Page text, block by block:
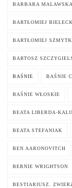
BARBARA MALAWSKA
BARTŁOMIEJ
BARTŁOMIEJ
BARTOSZ
BAŚNIE BAŚNIE
BAŚNIE WŁOSKIE
BEATA LIBERDA-
BEATA STEFANIAK
BEN AARONOVITCH
BERNIE WRIGHTSON
BESTIARIUSZ.